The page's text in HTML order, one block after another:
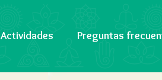
Actividades Preguntas